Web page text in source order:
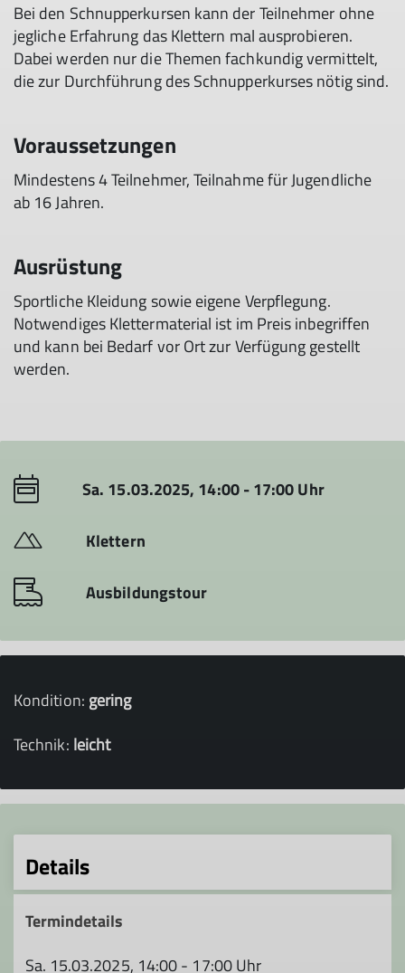
Bei den Schnupperkursen kann der Teilnehmer ohne
jegliche Erfahrung das Klettern mal ausprobieren.
Dabei werden nur die Themen fachkundig vermittelt,
die zur Durchführung des Schnupperkurses nötig sind.
Voraussetzungen
Mindestens 4 Teilnehmer, Teilnahme für Jugendliche
ab 16 Jahren.
Ausrüstung
Sportliche Kleidung sowie eigene Verpflegung.
Notwendiges Klettermaterial ist im Preis inbegriffen
und kann bei Bedarf vor Ort zur Verfügung gestellt
werden.
Sa. 15.03.2025, 14:00 - 17:00 Uhr
Klettern
Ausbildungstour
Kondition: gering
Technik: leicht
Details
Termindetails
Sa. 15.03.2025, 14:00 - 17:00 Uhr